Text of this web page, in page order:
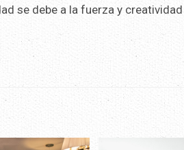
se debe a la fuerza y